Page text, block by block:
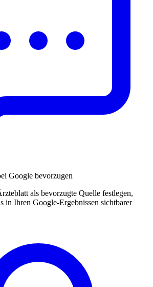
Google bevorzugen
als bevorzugte Quelle festlegen,
in Ihren Google-Ergebnissen sichtbarer